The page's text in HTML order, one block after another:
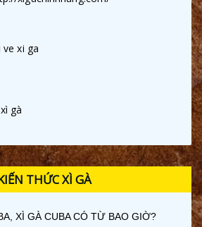
ve xi ga
gà
THỨC XÌ GÀ
XÌ GÀ CUBA CÓ TỪ BAO GIỜ?